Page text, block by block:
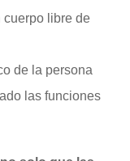
cuerpo libre de
de la persona
las funciones